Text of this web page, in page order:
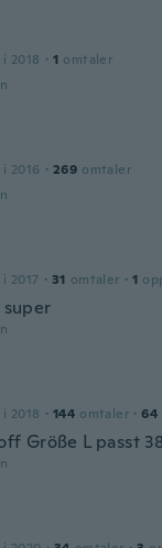
2018 · 1 omtaler
2016 · 269 omtaler
2017 · 31 omtaler · 1
super
2018 · 144 omtaler · 64
Größe L passt